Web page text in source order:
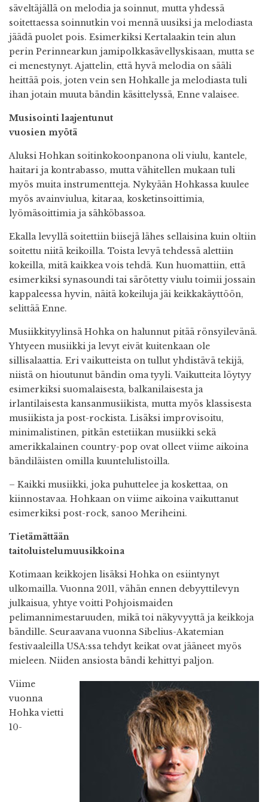
säveltäjällä on melodia ja soinnut, mutta yhdessä
soitettaessa soinnutkin voi mennä uusiksi ja melodiasta
jäädä puolet pois. Esimerkiksi Kertalaakin tein alun
perin Perinnearkun jamipolkkasävellyskisaan, mutta se
ei menestynyt. Ajattelin, että hyvä melodia on sääli
heittää pois, joten vein sen Hohkalle ja melodiasta tuli
ihan jotain muuta bändin käsittelyssä, Enne valaisee.
Musisointi laajentunut
vuosien myötä
Aluksi Hohkan soitinkokoonpanona oli viulu, kantele,
haitari ja kontrabasso, mutta vähitellen mukaan tuli
myös muita instrumentteja. Nykyään Hohkassa kuulee
myös avainviulua, kitaraa, kosketinsoittimia,
lyömäsoittimia ja sähköbassoa.
Ekalla levyllä soitettiin biisejä lähes sellaisina kuin oltiin
soitettu niitä keikoilla. Toista levyä tehdessä alettiin
kokeilla, mitä kaikkea vois tehdä. Kun huomattiin, että
esimerkiksi synasoundi tai särötetty viulu toimii jossain
kappaleessa hyvin, näitä kokeiluja jäi keikkakäyttöön,
selittää Enne.
Musiikkityylinsä Hohka on halunnut pitää rönsyilevänä.
Yhtyeen musiikki ja levyt eivät kuitenkaan ole
sillisalaattia. Eri vaikutteista on tullut yhdistävä tekijä,
niistä on hioutunut bändin oma tyyli. Vaikutteita löytyy
esimerkiksi suomalaisesta, balkanilaisesta ja
irlantilaisesta kansanmusiikista, mutta myös klassisesta
musiikista ja post-rockista. Lisäksi improvisoitu,
minimalistinen, pitkän estetiikan musiikki sekä
amerikkalainen country-pop ovat olleet viime aikoina
bändiläisten omilla kuuntelulistoilla.
– Kaikki musiikki, joka puhuttelee ja koskettaa, on
kiinnostavaa. Hohkaan on viime aikoina vaikuttanut
esimerkiksi post-rock, sanoo Meriheini.
Tietämättään
taitoluistelumuusikkoina
Kotimaan keikkojen lisäksi Hohka on esiintynyt
ulkomailla. Vuonna 2011, vähän ennen debyyttilevyn
julkaisua, yhtye voitti Pohjoismaiden
pelimannimestaruuden, mikä toi näkyvyyttä ja keikkoja
bändille. Seuraavana vuonna Sibelius-Akatemian
festivaaleilla USA:ssa tehdyt keikat ovat jääneet myös
mieleen. Niiden ansiosta bändi kehittyi paljon.
Viime
vuonna
Hohka vietti
10-